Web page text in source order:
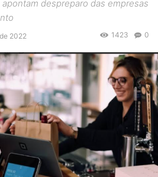
despreparo das empresas
2022 0
1423